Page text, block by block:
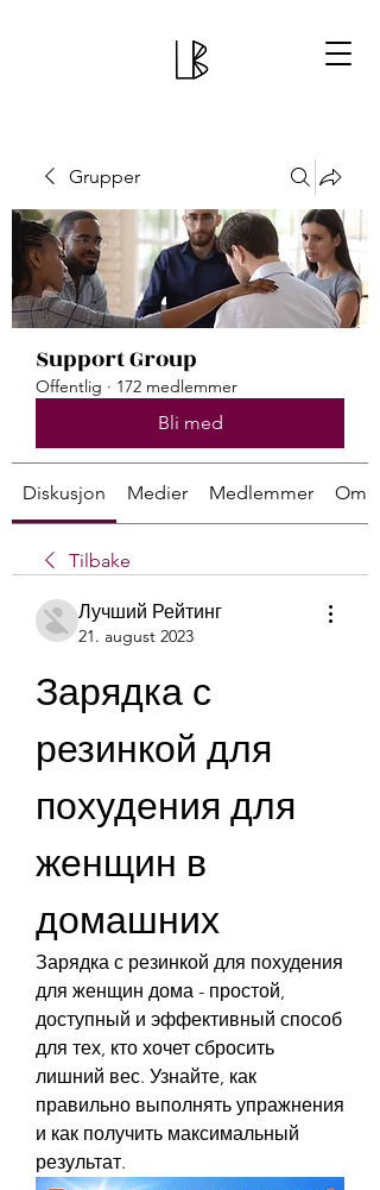
Grupper
Support Group
Offentlig · 172 medlemmer
Bli med
Diskusjon Medier Medlemmer Om
Tilbake
Лучший Рейтинг
21. august 2023
Зарядка с
резинкой для
похудения для
женщин в
домашних
Зарядка с резинкой для похудения
для женщин дома - простой,
доступный и эффективный способ
для тех, кто хочет сбросить
лишний вес. Узнайте, как
правильно выполнять упражнения
и как получить максимальный
результат.